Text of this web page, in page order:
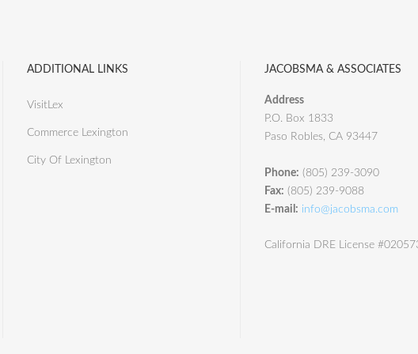
ADDITIONAL LINKS
VisitLex
Commerce Lexington
City Of Lexington
JACOBSMA & ASSOCIATES
Address
P.O. Box 1833
Paso Robles, CA 93447
Phone: (805) 239-3090
Fax: (805) 239-9088
E-mail: info@jacobsma.com
California DRE License